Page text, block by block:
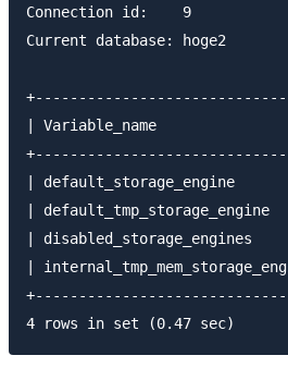
Connection id:    9
Current database: hoge2
| Variable_name
| default_storage_engine
|
|
|